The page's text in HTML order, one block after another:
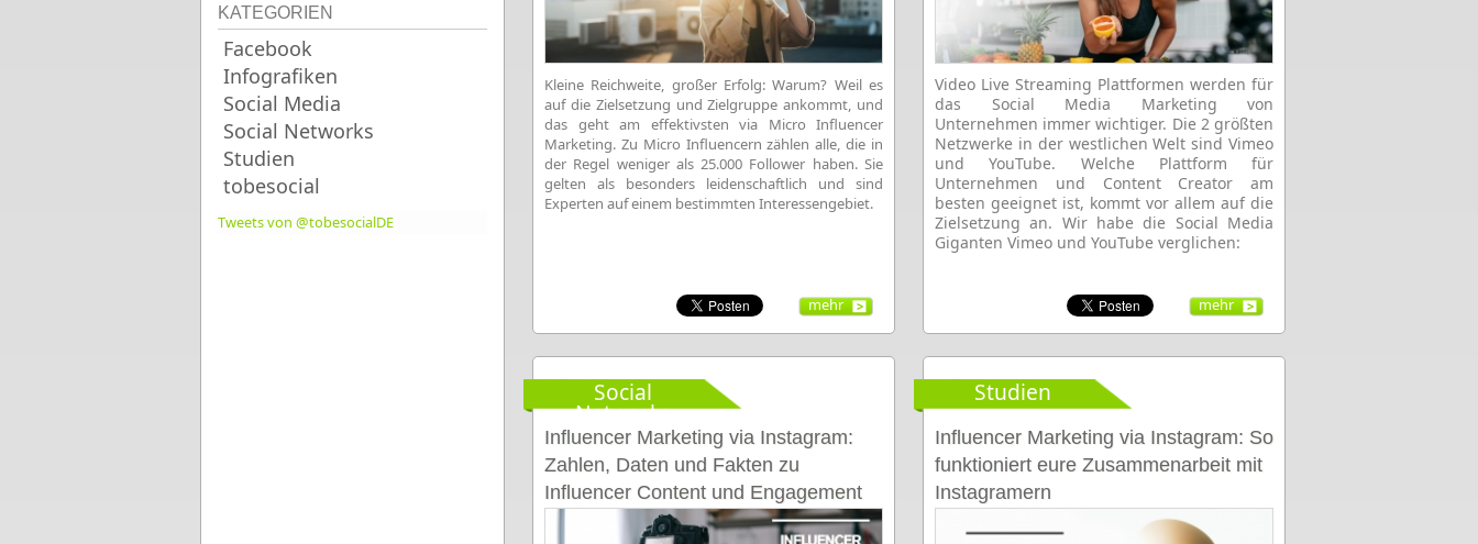
KATEGORIEN
Facebook
Infografiken
Social Media
Social Networks
Studien
tobesocial
Tweets von @tobesocialDE
Kleine Reichweite, großer Erfolg: Warum? Weil es
auf die Zielsetzung und Zielgruppe ankommt, und
das geht am effektivsten via Micro Influencer
Marketing. Zu Micro Influencern zählen alle, die in
der Regel weniger als 25.000 Follower haben. Sie
gelten als besonders leidenschaftlich und sind
Experten auf einem bestimmten Interessengebiet.
mehr
Video Live Streaming Plattformen werden für
das Social Media Marketing von
Unternehmen immer wichtiger. Die 2 größten
Netzwerke in der westlichen Welt sind Vimeo
und YouTube. Welche Plattform für
Unternehmen und Content Creator am
besten geeignet ist, kommt vor allem auf die
Zielsetzung an. Wir habe die Social Media
Giganten Vimeo und YouTube verglichen:
mehr
Social
Networks
Influencer Marketing via Instagram:
Zahlen, Daten und Fakten zu
Influencer Content und Engagement
von Sponsored Posts
Studien
Influencer Marketing via Instagram: So
funktioniert eure Zusammenarbeit mit
Instagramern